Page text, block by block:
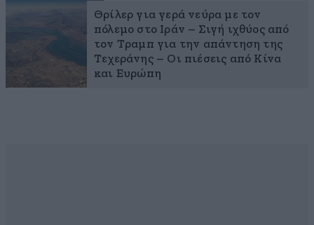
Θρίλερ για γερά νεύρα με τον
πόλεμο στο Ιράν – Σιγή ιχθύος από
τον Τραμπ για την απάντηση της
Τεχεράνης – Οι πιέσεις από Κίνα
και Ευρώπη